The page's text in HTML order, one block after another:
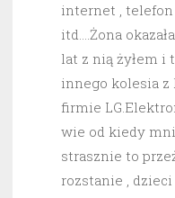
internet ,
itd….Żona
lat z nią żyłem i
innego kolesia z
firmie
wie od kiedy
strasznie to
rozstanie ,